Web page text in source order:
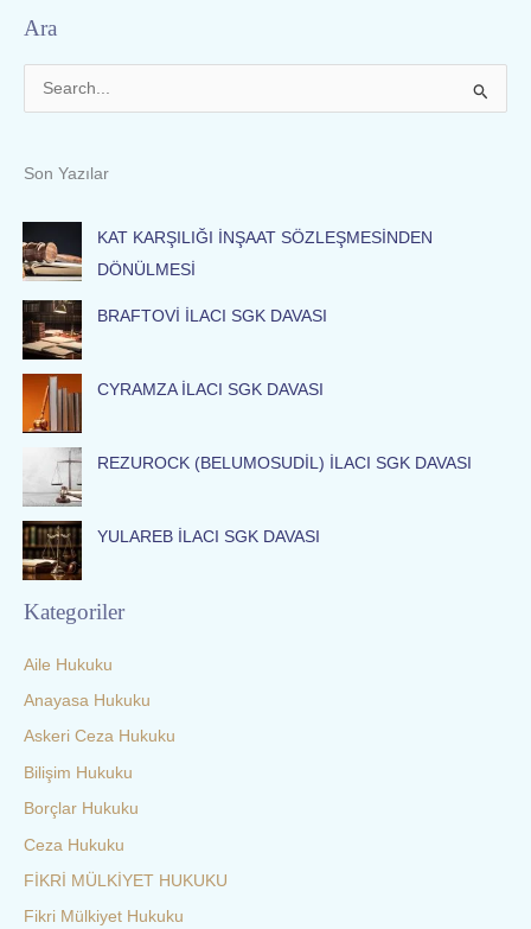
Ara
c
h
f
o
r
:
Son Yazılar
KAT KARŞILIĞI İNŞAAT SÖZLEŞMESİNDEN
DÖNÜLMESİ
BRAFTOVİ İLACI SGK DAVASI
CYRAMZA İLACI SGK DAVASI
REZUROCK (BELUMOSUDİL) İLACI SGK DAVASI
YULAREB İLACI SGK DAVASI
Kategoriler
Aile Hukuku
Anayasa Hukuku
Askeri Ceza Hukuku
Bilişim Hukuku
Borçlar Hukuku
Ceza Hukuku
FİKRİ MÜLKİYET HUKUKU
Fikri Mülkiyet Hukuku